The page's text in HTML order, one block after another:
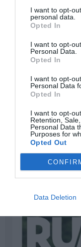
I want to opt-
personal data.
Opted In
I want to opt-
Personal Data.
Opted In
I want to opt-
Personal Data
Opted In
I want to opt-
Retention,
Personal Data
Purposes for
Opted Out
Data Deletion